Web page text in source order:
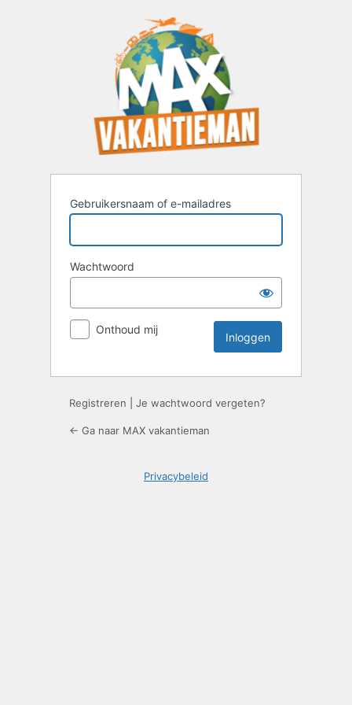
Gebruikersnaam of e-mailadres
Wachtwoord
Onthoud mij
Registreren Je wachtwoord vergeten?
← Ga naar MAX vakantieman
Privacybeleid